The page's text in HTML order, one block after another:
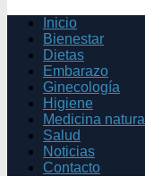
Inicio
Bienestar
Dietas
Embarazo
Ginecología
Higiene
Medicina natural
Salud
Noticias
Contacto